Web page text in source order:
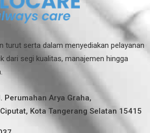
turut serta dalam menyediakan pelayanan
dari segi kualitas, manajemen hingga
Perumahan Arya Graha,
Kota Tangerang Selatan 15415